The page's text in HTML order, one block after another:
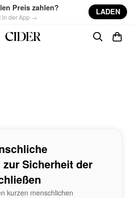
Preis zahlen?
in der App →
LADEN
Sicherheit der
kurzen menschlichen